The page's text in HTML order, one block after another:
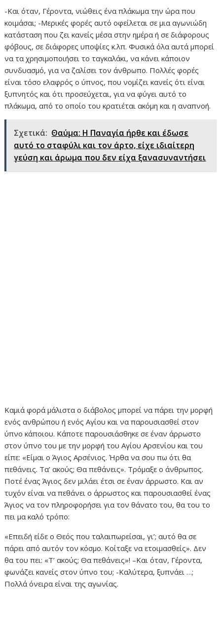
-Και όταν, Γέροντα, νιώθεις ένα πλάκωμα την ώρα που
κοιμάσαι; -Μερικές φορές αυτό οφείλεται σε μια αγωνιώδη
κατάσταση που ζει κανείς μέσα στην ημέρα ή σε διάφορους
φόβους, σε διάφορες υποψίες κ.λπ. Φυσικά όλα αυτά μπορεί
να τα χρησιμοποιήσει το ταγκαλάκι, να κάνει κάποιον
συνδυασμό, για να ζαλίσει τον άνθρωπο. Πολλές φορές
είναι τόσο ελαφρός ο ύπνος, που νομίζει κανείς ότι είναι
ξυπνητός και ότι προσεύχεται, για να φύγει αυτό το
πλάκωμα, από το οποίο του κρατιέται ακόμη και η αναπνοή.
Σχετικά: Θαύμα: Η Παναγία ήρθε και έδωσε
αυτό το σταφύλι και τον άρτο, είχε ιδιαίτερη
γεύση και άρωμα που δεν είχα ξανασυναντήσει
Καμιά φορά μάλιστα ο διάβολος μπορεί να πάρει την μορφή
ενός ανθρώπου ή ενός Αγίου και να παρουσιασθεί στον
ύπνο κάποιου. Κάποτε παρουσιάσθηκε σε έναν άρρωστο
στον ύπνο του με την μορφή του Αγίου Αρσενίου και του
είπε: «Είμαι ο Άγιος Αρσένιος. Ήρθα να σου πω ότι θα
πεθάνεις. Τα’ ακούς; Θα πεθάνεις». Τρόμαξε ο άνθρωπος.
Ποτέ ένας Άγιος δεν μιλάει έτσι σε έναν άρρωστο. Και αν
τυχόν είναι να πεθάνει ο άρρωστος και παρουσιασθεί ένας
Άγιος να τον πληροφορήσει για τον θάνατο του, θα του το
πει μα καλό τρόπο:
«Επειδή είδε ο Θεός που ταλαιπωρείσαι, γι’; αυτό θα σε
πάρει από αυτόν τον κόσμο. Κοίταξε να ετοιμασθείς». Δεν
θα του πει: «Τ’ ακούς; Θα πεθάνεις»! –Και όταν, Γέροντα,
φωνάζει κανείς στον ύπνο του; -Καλύτερα, ξυπνάει …;
Πολλά όνειρα είναι της αγωνίας.